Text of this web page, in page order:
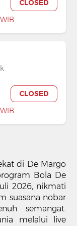
CLOSED
CLOSED
di De Margo
Bola De
2026, nikmati
suasana nobar
semangat.
melalui live